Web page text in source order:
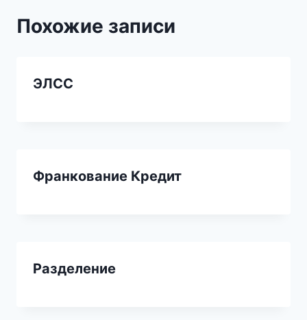
Похожие записи
ЭЛСС
Франкование Кредит
Разделение